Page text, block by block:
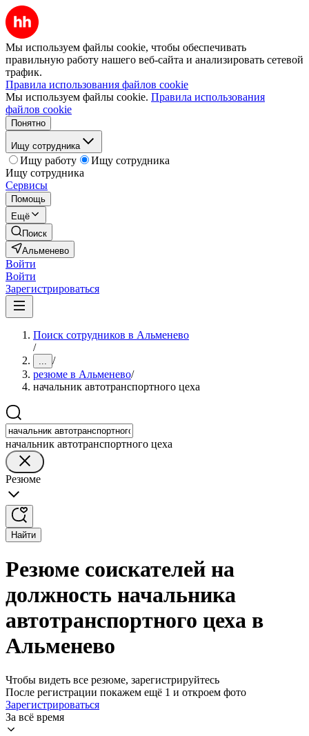
Мы используем файлы cookie, чтобы обеспечивать
правильную работу нашего веб-сайта и анализировать сетевой
трафик.
Правила использования файлов cookie
Мы используем файлы cookie. Правила использования
файлов cookie
Понятно
Ищу сотрудника
Ищу работу
Ищу сотрудника
Ищу сотрудника
Сервисы
Помощь
Ещё
Поиск
Альменево
Войти
Войти
Зарегистрироваться
Поиск сотрудников в Альменево
/
... /
резюме в Альменево/
начальник автотранспортного цеха
начальник автотранспортного цеха
Резюме
Найти
Резюме соискателей на
должность начальника
автотранспортного цеха в
Альменево
Чтобы видеть все резюме, зарегистрируйтесь
После регистрации покажем ещё 1 и откроем фото
Зарегистрироваться
За всё время